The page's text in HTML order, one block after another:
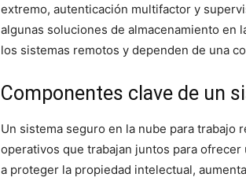
extremo, autenticación multifactor y
algunas soluciones de almacenamiento en
los sistemas remotos y dependen de una
Componentes clave de un
Un sistema seguro en la nube para trabajo
operativos que trabajan juntos para
a proteger la propiedad intelectual,